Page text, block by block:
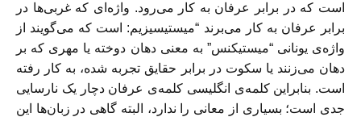
است که در برابر عرفان به کار می‌رود. واژه‌ای که غربی‌ها در
برابر عرفان به کار می‌برند “میستیسیزیم: است که می‌گویند از
واژه‌ی یونانی “میستیکنس” به معنی دهان دوخته یا مهری که بر
دهان می‌زنند یا سکوت در برابر حقایق تجربه شده، به کار رفته
است. بنابراین کلمه‌ی انگلیسی کلمه‌ی عرفان دچار یک نارسایی
جدی است؛ بسیاری از معانی را ندارد، البته گاهی در زبان‌ها این